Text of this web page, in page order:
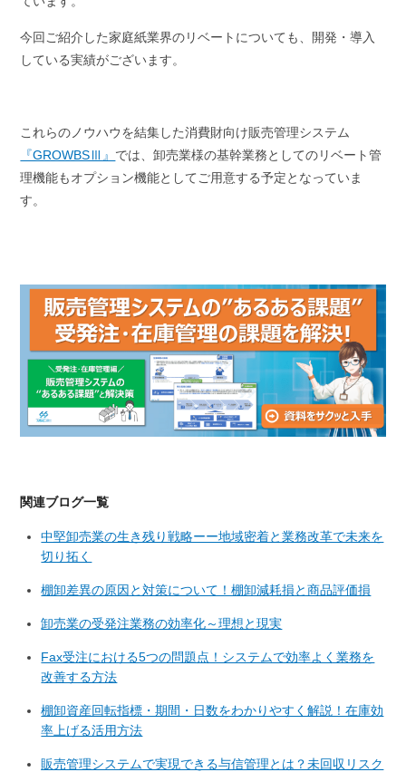
今回ご紹介した家庭紙業界のリベートについても、開発・導入
している実績がございます。
これらのノウハウを結集した消費財向け販売管理システム
『GROWBSⅢ』 では、卸売業様の基幹業務としてのリベート管
理機能もオプション機能としてご用意する予定となっていま
す。
関連ブログ一覧
中堅卸売業の生き残り戦略ーー地域密着と業務改革で未来を
切り拓く
棚卸差異の原因と対策について！棚卸減耗損と商品評価損
卸売業の受発注業務の効率化～理想と現実
Fax受注における5つの問題点！システムで効率よく業務を
改善する方法
棚卸資産回転指標・期間・日数をわかりやすく解説！在庫効
率上げる活用方法
販売管理システムで実現できる与信管理とは？未回収リスク